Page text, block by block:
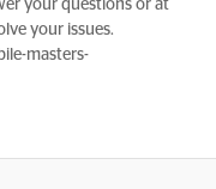
your questions or at
your issues.
masters-